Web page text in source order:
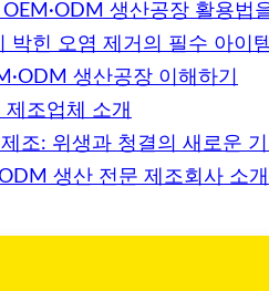
생산공장 활용법
박힌 오염 제거의 필수 아이
생산공장 이해하기
조업체 소개
조: 위생과 청결의 새로운
생산 전문 제조회사 소개